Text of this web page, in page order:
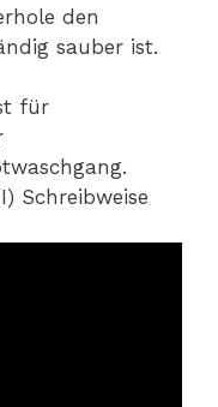
den
sauber ist.
für
Schreibweise